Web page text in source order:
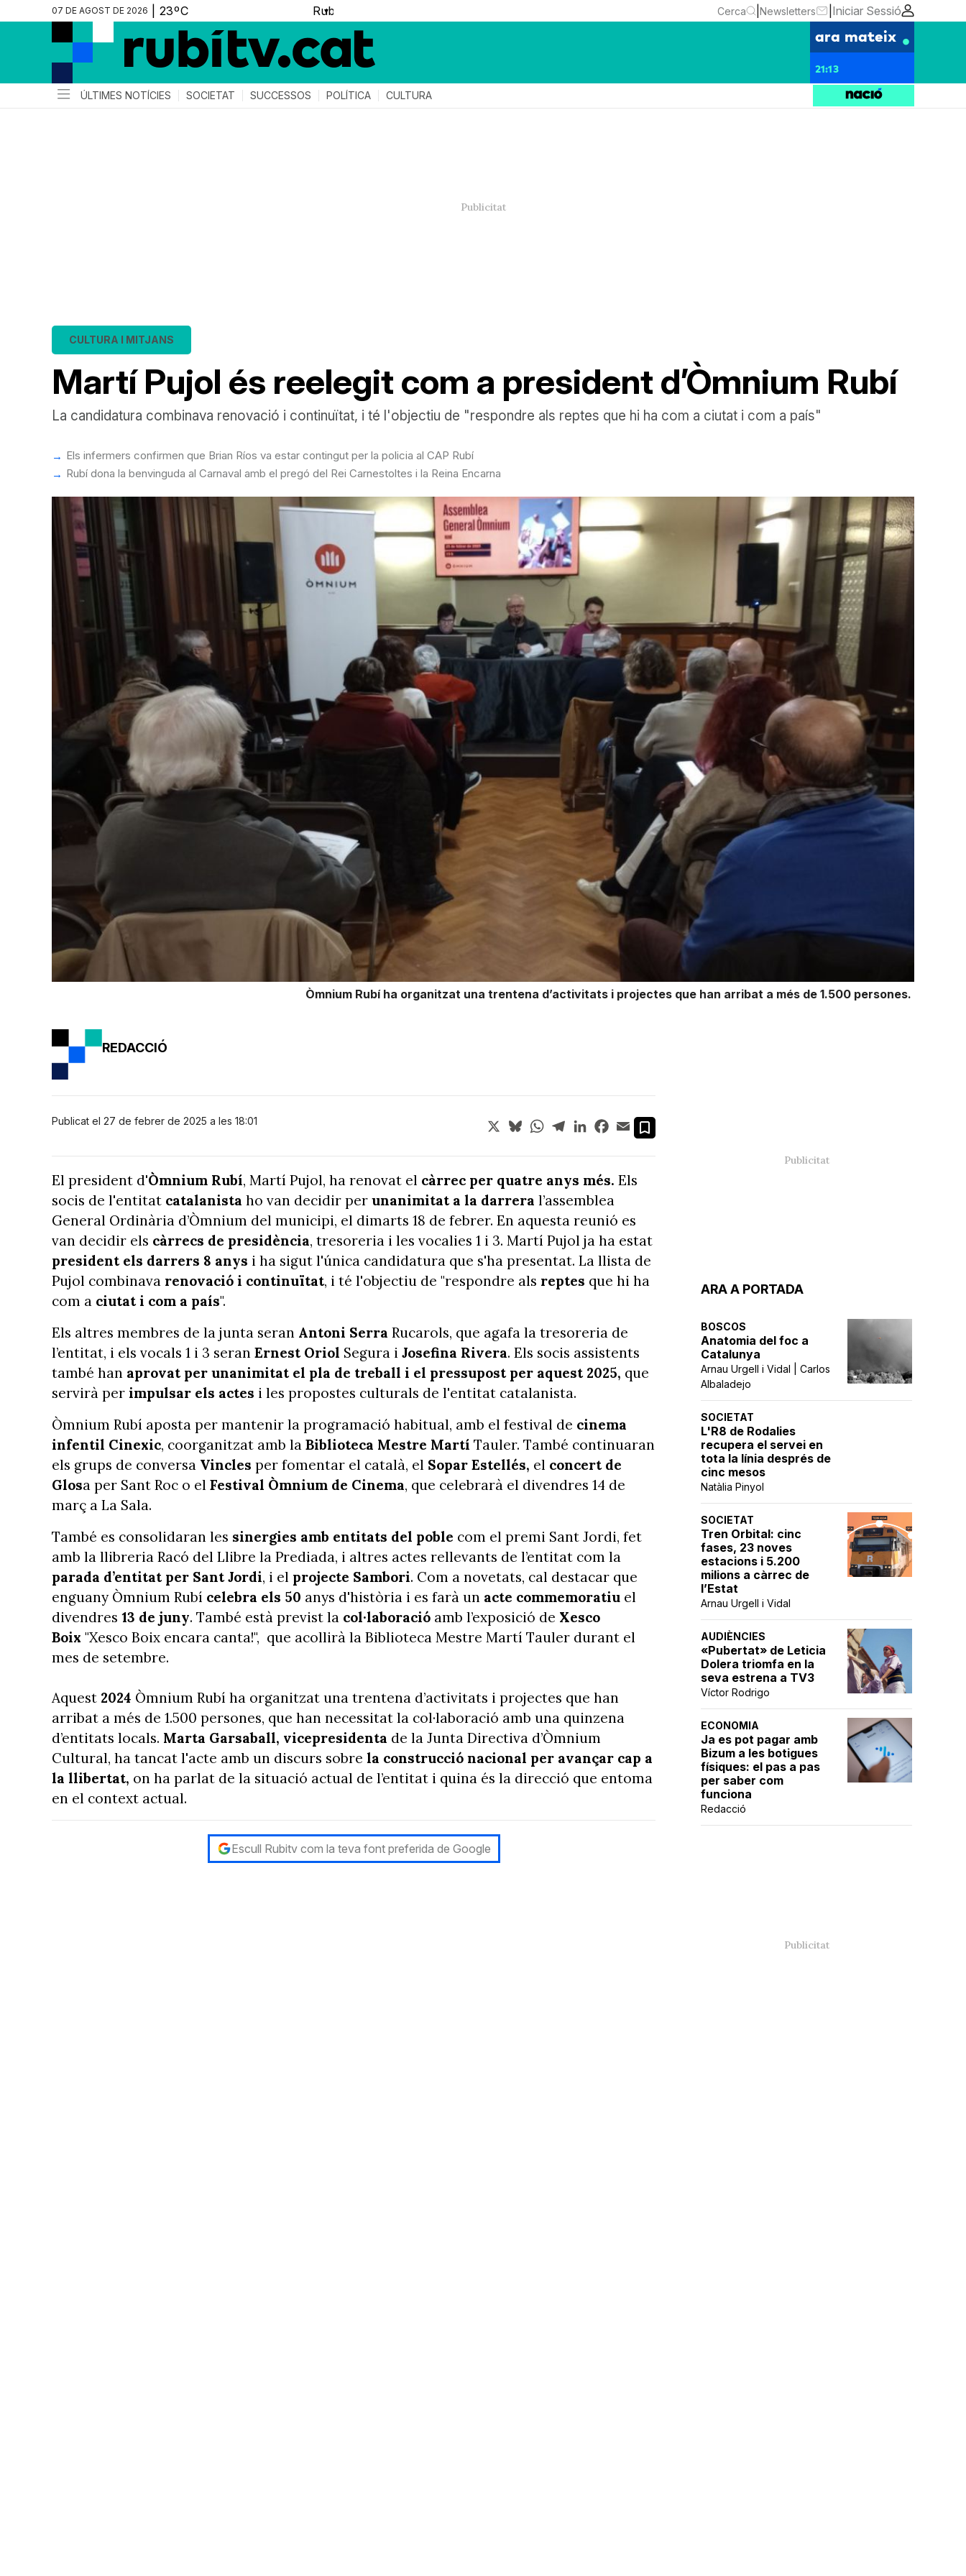
07 DE AGOST DE 2026 ▼ Cerca Newsletters Iniciar Sessió
ara mateix
21:13
ÚLTIMES NOTÍCIES SOCIETAT SUCCESSOS POLÍTICA CULTURA
Martí Pujol és reelegit com a president d’Òmnium Rubí
CULTURA I MITJANS
La candidatura combinava renovació i continuïtat, i té l'objectiu de "respondre als reptes que hi ha com a ciutat i com a país"
Els infermers confirmen que Brian Ríos va estar contingut per la policia al CAP Rubí
Rubí dona la benvinguda al Carnaval amb el pregó del Rei Carnestoltes i la Reina Encarna
Òmnium Rubí ha organitzat una trentena d’activitats i projectes que han arribat a més de 1.500 persones.
ARA A PORTADA
BOSCOS
Anatomia del foc a
Catalunya
Arnau Urgell i Vidal | Carlos
Albaladejo
SOCIETAT
L'R8 de Rodalies
recupera el servei en
tota la línia després de
cinc mesos
Natàlia Pinyol
SOCIETAT
Tren Orbital: cinc
fases, 23 noves
estacions i 5.200
milions a càrrec de
l’Estat
Arnau Urgell i Vidal
AUDIÈNCIES
«Pubertat» de Leticia
Dolera triomfa en la
seva estrena a TV3
Víctor Rodrigo
ECONOMIA
Ja es pot pagar amb
Bizum a les botigues
físiques: el pas a pas
per saber com
funciona
Redacció
REDACCIÓ
Publicat el 27 de febrer de 2025 a les 18:01 X BlueskyWhatsApp
TelegramLinkedInFacebook
Email
El president d'Òmnium Rubí, Martí Pujol, ha renovat el càrrec per quatre anys més. Els
socis de l'entitat catalanista ho van decidir per unanimitat a la darrera l’assemblea
General Ordinària d’Òmnium del municipi, el dimarts 18 de febrer. En aquesta reunió es
van decidir els càrrecs de presidència, tresoreria i les vocalies 1 i 3. Martí Pujol ja ha estat
president els darrers 8 anys i ha sigut l'única candidatura que s'ha presentat. La llista de
Pujol combinava renovació i continuïtat, i té l'objectiu de "respondre als reptes que hi ha
com a ciutat i com a país".
Els altres membres de la junta seran Antoni Serra Rucarols, que agafa la tresoreria de
l’entitat, i els vocals 1 i 3 seran Ernest Oriol Segura i Josefina Rivera. Els socis assistents
també han aprovat per unanimitat el pla de treball i el pressupost per aquest 2025, que
servirà per impulsar els actes i les propostes culturals de l'entitat catalanista.
Òmnium Rubí aposta per mantenir la programació habitual, amb el festival de cinema
infentil Cinexic, coorganitzat amb la Biblioteca Mestre Martí Tauler. També continuaran
els grups de conversa Vincles per fomentar el català, el Sopar Estellés, el concert de
Glosa per Sant Roc o el Festival Òmnium de Cinema, que celebrarà el divendres 14 de
març a La Sala.
També es consolidaran les sinergies amb entitats del poble com el premi Sant Jordi, fet
amb la llibreria Racó del Llibre la Prediada, i altres actes rellevants de l’entitat com la
parada d’entitat per Sant Jordi, i el projecte Sambori. Com a novetats, cal destacar que
enguany Òmnium Rubí celebra els 50 anys d'història i es farà un acte commemoratiu el
divendres 13 de juny. També està previst la col·laboració amb l’exposició de Xesco
Boix "Xesco Boix encara canta!", que acollirà la Biblioteca Mestre Martí Tauler durant el
mes de setembre.
Aquest 2024 Òmnium Rubí ha organitzat una trentena d’activitats i projectes que han
arribat a més de 1.500 persones, que han necessitat la col·laboració amb una quinzena
d’entitats locals. Marta Garsaball, vicepresidenta de la Junta Directiva d’Òmnium
Cultural, ha tancat l'acte amb un discurs sobre la construcció nacional per avançar cap a
la llibertat, on ha parlat de la situació actual de l’entitat i quina és la direcció que entoma
en el context actual.
Escull Rubitv com la teva font preferida de Google